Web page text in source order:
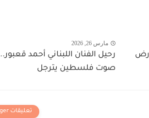
مارس 26, 2026
رحيل الفنان اللبناني أحمد قعبور..
صوت فلسطين يترجل